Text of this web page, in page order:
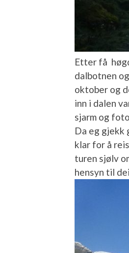
Etter få
dalbotnen
oktober og
inn i dalen
sjarm og
Da eg gjekk
klar for å
turen sjølv
hensyn til dei.